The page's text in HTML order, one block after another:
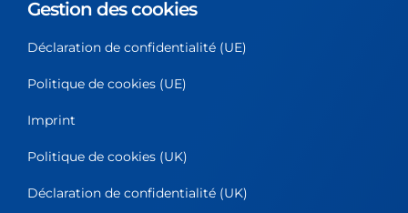
Gestion des cookies
Déclaration de confidentialité (UE)
Politique de cookies (UE)
Imprint
Politique de cookies (UK)
Déclaration de confidentialité (UK)